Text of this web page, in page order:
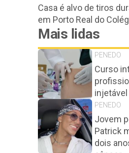
Casa é alvo de tiros
em Porto Real do
Mais lidas
PENEDO
Curso
injetável
PENEDO
Jovem
Patrick
dois